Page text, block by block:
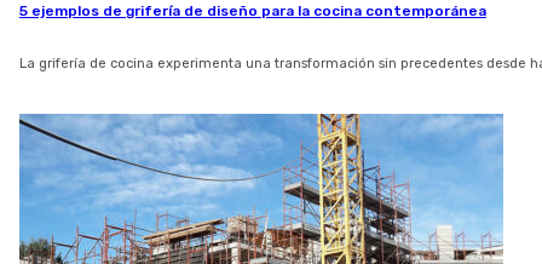
5 ejemplos de grifería de diseño para la cocina contemporánea
La grifería de cocina experimenta una transformación sin precedentes desde